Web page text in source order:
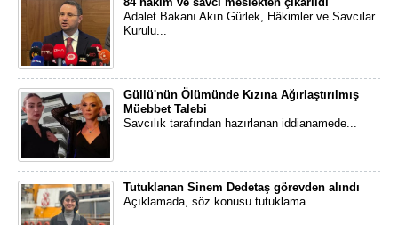
Adalet Bakanı Akın Gürlek, Hâkimler ve Savcılar
Kurulu...
Güllü'nün Ölümünde Kızına Ağırlaştırılmış
Müebbet Talebi
Savcılık tarafından hazırlanan iddianamede...
Tutuklanan Sinem Dedetaş görevden alındı
Açıklamada, söz konusu tutuklama...